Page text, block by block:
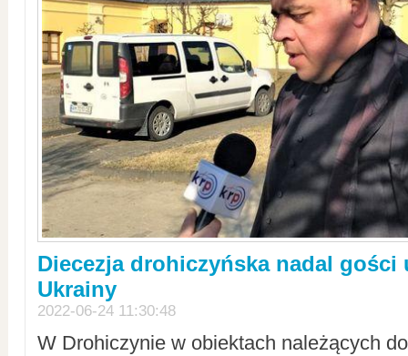
Diecezja drohiczyńska nadal gości
Ukrainy
2022-06-24 11:30:48
W Drohiczynie w obiektach należących